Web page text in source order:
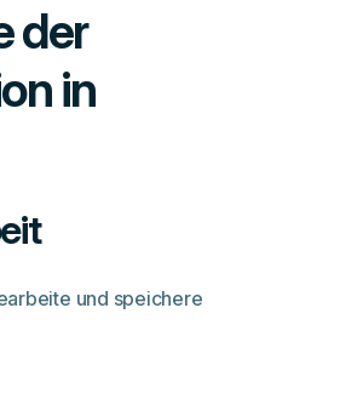
der
in
und speichere